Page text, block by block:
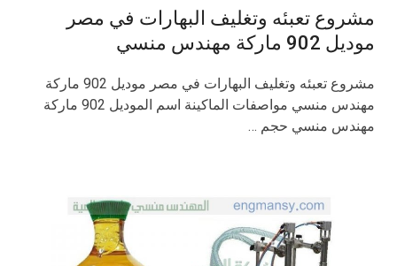
مشروع تعبئه وتغليف البهارات في مصر
موديل 902 ماركة مهندس منسي
مشروع تعبئه وتغليف البهارات في مصر موديل 902 ماركة
مهندس منسي مواصفات الماكينة اسم الموديل 902 ماركة
مهندس منسي حجم …